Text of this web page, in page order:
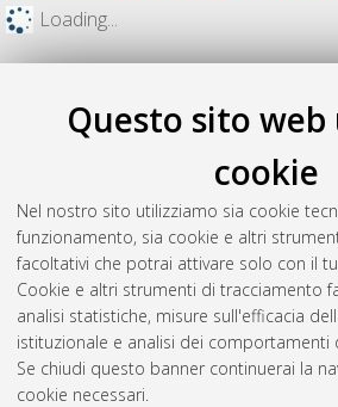
Questo sito web
cookie
Nel nostro sito utilizziamo sia cookie
funzionamento, sia cookie e altri
facoltativi che potrai attivare solo con il
Cookie e altri strumenti di tracciamento
analisi statistiche, misure sull'efficacia
istituzionale e analisi dei comportamenti
Se chiudi questo banner continuerai la
cookie necessari.
Loading...
Gestione del